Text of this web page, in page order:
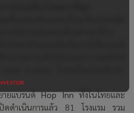
มตั้งแต่ระดับบนจนถึงระดับประหยัด
โตของโรงแรมบัดเจ็ตภายใต้แบรนด์
ยภาพการเติบโตระยะยาว พอร์ตโฟ
Erawan
ยายแบรนด์Hop Inn ทั้งในไทยและ
ดำเนินการแล้ว 81โรงแรม รวม